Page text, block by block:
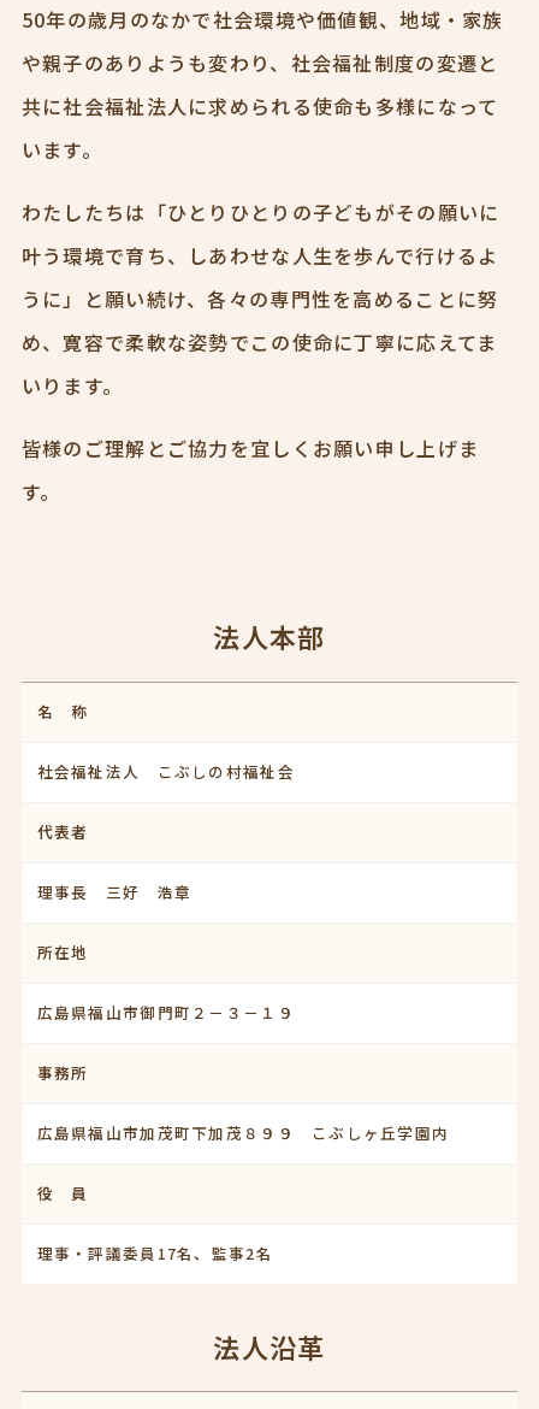
50年の歳月のなかで社会環境や価値観、地域・家族
や親子のありようも変わり、社会福祉制度の変遷と
共に社会福祉法人に求められる使命も多様になって
います。
わたしたちは「ひとりひとりの子どもがその願いに
叶う環境で育ち、しあわせな人生を歩んで行けるよ
うに」と願い続け、各々の専門性を高めることに努
め、寛容で柔軟な姿勢でこの使命に丁寧に応えてま
いります。
皆様のご理解とご協力を宜しくお願い申し上げま
す。
法人本部
名 称
社会福祉法人 こぶしの村福祉会
代表者
理事長 三好 浩章
所在地
広島県福山市御門町２－３－１９
事務所
広島県福山市加茂町下加茂８９９ こぶしヶ丘学園内
役 員
理事・評議委員17名、監事2名
法人沿革